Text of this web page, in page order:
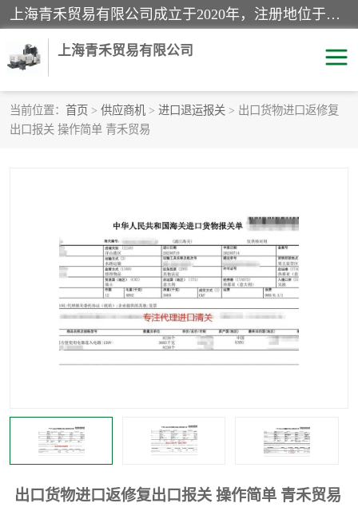
上海青禾贸易有限公司成立于2020年，注册地位于上海市宝山区。经营范围包括：机械设备、五金制品、劳防用品、电子产品、塑胶制品、家具、模具、纺织品、仪器仪表、建筑材料、装饰材料、化工产品、金属制品、机车配件等货物进出口报关、清关服务。
上海青禾贸易有限公司
当前位置： 首页 > 供应商机 > 进口退运报关 > 出口货物进口返修复
出口报关 操作简单 青禾贸易
出口货物进口返修复出口报关 操作简单 青禾贸易
酒类饮料报关
进口杂货清关
家用电器报关 机床进口清关
国际灯具清关